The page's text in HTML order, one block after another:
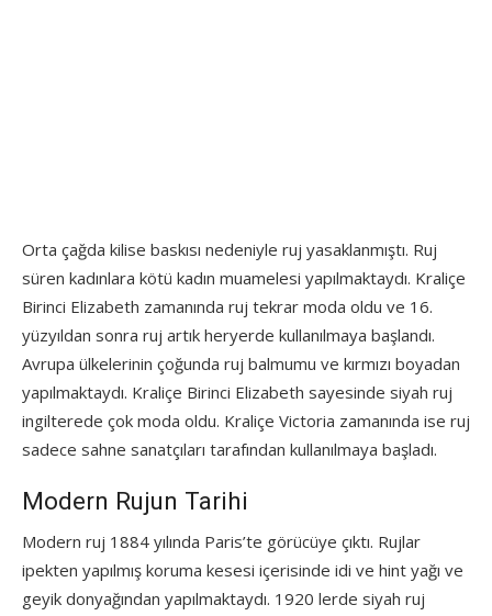
Orta çağda kilise baskısı nedeniyle ruj yasaklanmıştı. Ruj
süren kadınlara kötü kadın muamelesi yapılmaktaydı. Kraliçe
Birinci Elizabeth zamanında ruj tekrar moda oldu ve 16.
yüzyıldan sonra ruj artık heryerde kullanılmaya başlandı.
Avrupa ülkelerinin çoğunda ruj balmumu ve kırmızı boyadan
yapılmaktaydı. Kraliçe Birinci Elizabeth sayesinde siyah ruj
ingilterede çok moda oldu. Kraliçe Victoria zamanında ise ruj
sadece sahne sanatçıları tarafından kullanılmaya başladı.
Modern Rujun Tarihi
Modern ruj 1884 yılında Paris’te görücüye çıktı. Rujlar
ipekten yapılmış koruma kesesi içerisinde idi ve hint yağı ve
geyik donyağından yapılmaktaydı. 1920 lerde siyah ruj